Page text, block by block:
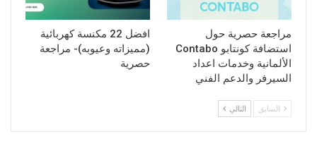
مراجعة حصرية حول
استضافة كونتابو Contabo
الألمانية وخدمات اعداد
السيرفر والدعم الفني
افضل 22 مكنسة كهربائية
(مميزاته وعيوبه)- مراجعة
حصرية
السابق التالي